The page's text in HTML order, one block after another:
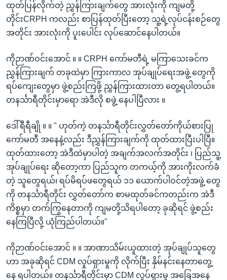
ထုတ်ပြန်လိုက်တဲ့ ညွှန်ကြားချက်တွေ အားလုံးကို ကျမတို့
တိုင်းCRPH ကလည်း စာပြန်ထုတ်ပြီးတော့ သူ့ရဲ့လုပ်ငန်းစဉ်တွေ
အတိုင်း အားလုံးကို ပူးပေါင်း လုပ်ဆောင်နေပါတယ်။
ကိုဉာဏ်ဝင်းအောင် ။ ။ CRPH ကော်မတီရဲ့ မကြာသေးခင်က
ညွှန်ကြားချက် တခုထဲမှာ ကြားကာလ အုပ်ချုပ်ရေးအဖွဲ့ တွေကို
ရပ်ကျေးတွေမှာ ဖွဲ့စည်းကြဖို့ ညွှန်ကြားထားတာ တွေ့ရပါတယ်။
တနင်္သာရီတိုင်းမှာရော အဲဒီလို စဖွဲ့ နေပါပြီလား ။
ဒေါ်ရီရီချို ။ ။ " ဟုတ်ကဲ့ တနင်္သာရီတိုင်းလွှတ်တော်ကိုယ်စားပြု
ကော်မတီ အနေနဲ့လည်း ဒီညွှန်ကြားချက်ကို ထုတ်ထားပြီးပါပြီ။
ထုတ်ထားတော့ အဲဒီထဲမှာပါတဲ့ အချက်အလက်အတိုင်း ၊ ပြည်သူ့
အုပ်ချုပ်ရေး ဆိုတော့ကာ ပြည်သူက တကယ့်ကို အားကိုးလက်ခံ
တဲ့ သူတွေရယ်၊ ရပ်မိရပ်ဖတွေရယ် ၁၁ ယောက်ပါဝင်တဲ့အဖွဲ့ တွေ
ကို တနင်္သာရီတိုင်း လွှတ်တော်က စာမထုတ်ခင်ကတည်းက အဲဒီ
ကိစ္စမှာ တက်ကြွနေတာကို ကျမတို့သိရပါတော့ ခုဆိုရင် ဖွဲ့စည်း
နေကြပြီလို့ ယုံကြည်ပါတယ်။"
ကိုဉာဏ်ဝင်းအောင် ။ ။ အာဏာသိမ်းယူထားတဲ့ အုပ်ချုပ်သူတွေ
ဟာ အခုဆိုရင် CDM လှုပ်ရှားမှုကို လိုက်ပြီး နှိမ်နင်းနေတာတွေ့
နေ ရပါတယ်။ တနင်္သာရီတိုင်းမှာ CDM လှုပ်ရှားမှု အခြေအနေ